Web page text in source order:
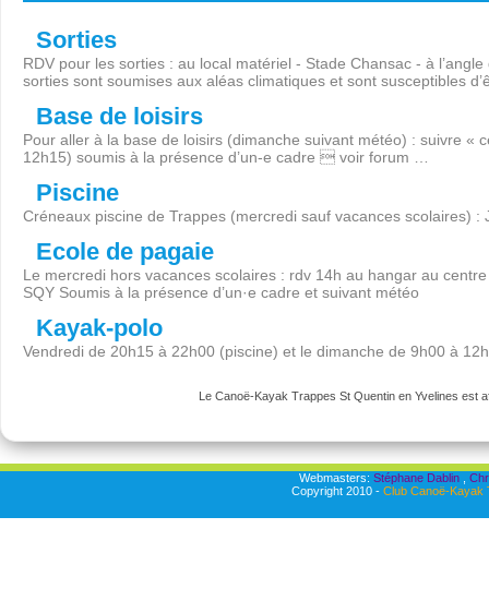
Sorties
RDV pour les sorties : au local matériel - Stade Chansac - à
sorties sont soumises aux aléas climatiques et sont susceptibles
Base de loisirs
Pour aller à la base de loisirs (dimanche suivant météo) : suivre
12h15) soumis à la présence d’un-e cadre  voir forum …
Piscine
Créneaux piscine de Trappes (mercredi sauf vacances scolaires)
Ecole de pagaie
Le mercredi hors vacances scolaires : rdv 14h au hangar au
SQY Soumis à la présence d’un·e cadre et suivant météo
Kayak-polo
Vendredi de 20h15 à 22h00 (piscine) et le dimanche de 9h00 à
Le Canoë-Kayak Trappes St Quentin en Yvelines est
Webmasters: Stéphane Dablin,
Copyright 2010 - Club Canoë-Kayak